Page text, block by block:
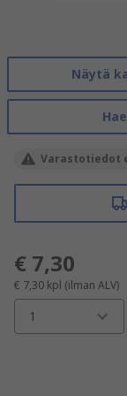
Näytä
Varastotiedot
€ 7,30
€ 7,30 kpl (ilman ALV)
1